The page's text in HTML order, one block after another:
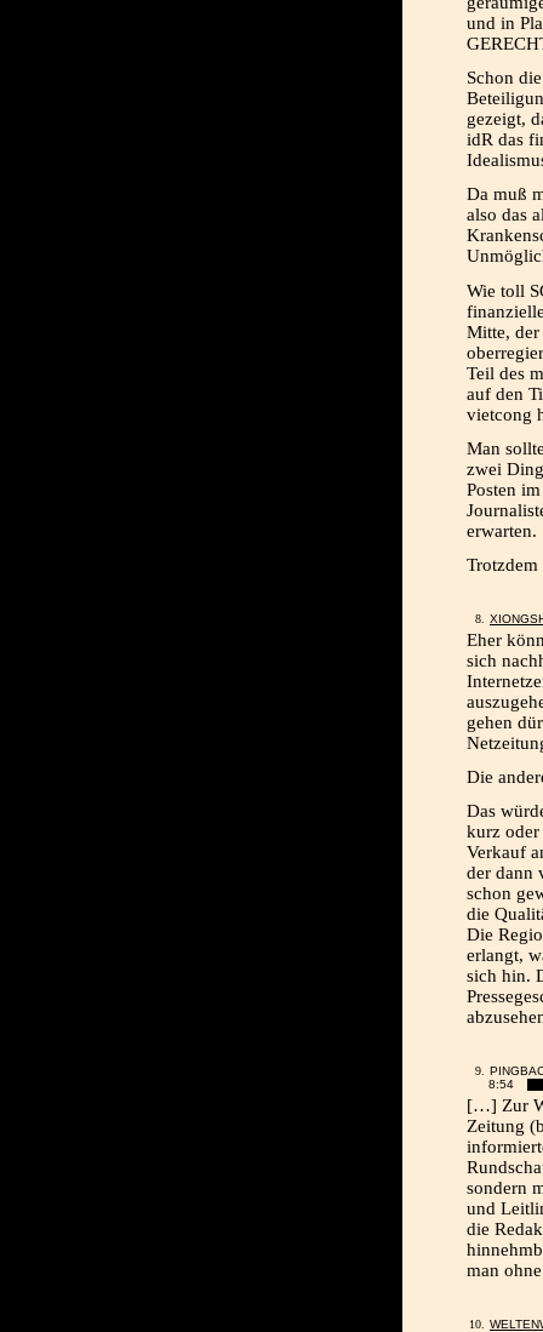
und in
Schon
gezeigt,
idR das
Da muß
also das
Wie toll
Mitte, der
Teil des
auf den
vietcong
Man
zwei
Posten
erwarten.
Eher
sich
gehen
Die
Das
kurz
Verkauf
der dann
schon
die
Die
erlangt,
sich hin.
8:54
[…] Zur
Zeitung
sondern
und
die
man